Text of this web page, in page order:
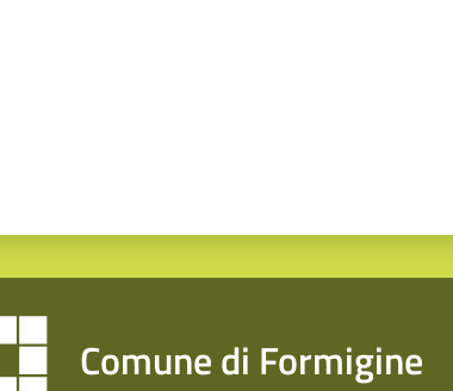
Comune di Formigine